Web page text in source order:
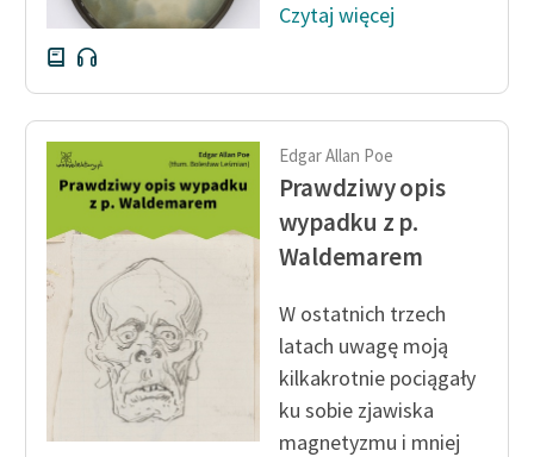
Czytaj więcej
Edgar Allan Poe
Prawdziwy opis
wypadku z p.
Waldemarem
W ostatnich trzech
latach uwagę moją
kilkakrotnie pociągały
ku sobie zjawiska
magnetyzmu i mniej